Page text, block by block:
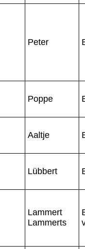
Peter
Poppe
Aaltje
Lübbert
Lammert
Lammerts